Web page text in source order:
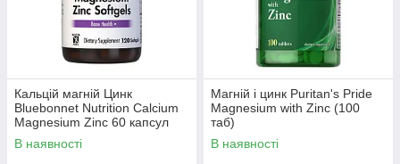
Кальцій магній Цинк
Bluebonnet Nutrition Calcium
Magnesium Zinc 60 капсул
В наявності
Магній і цинк Puritan's Pride
Magnesium with Zinc (100
таб)
В наявності